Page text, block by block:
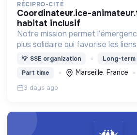
RÉCIPRO-CITÉ
coordinateur.ice-animateur.trice en
habitat inclusif
Notre mission permet
plus solidaire qui favorise les liens
intergénérationnels pour
vieillissement de la population et
délitement du lien social
💡 SSE organization
Long-
Part time
Marseille, France
3 days ago